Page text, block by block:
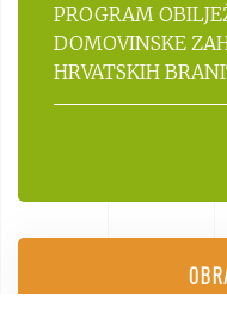
PROGRAM
DOMOVINSKE
HRVATSKIH